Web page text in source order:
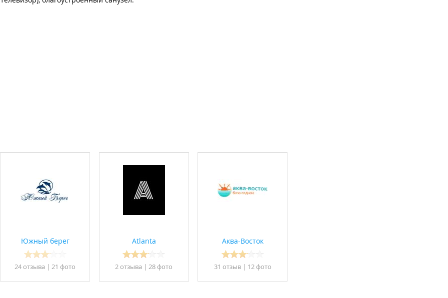
человека - стоимость 500 руб./сутки.
доп. места.
для приготовления пищи (готовить можно только на веранде).
Южный берег
24 отзывa | 21 фото
Atlanta
2 отзывa | 28 фото
Аква-Восток
31 отзыв | 12 фото